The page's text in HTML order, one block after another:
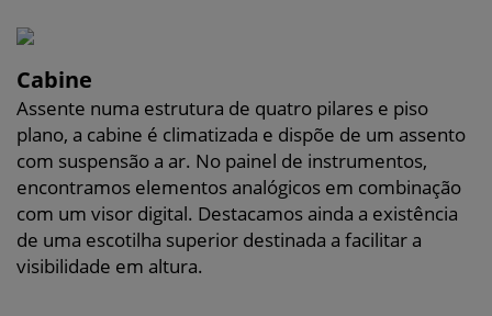
Cabine
Assente numa estrutura de quatro pilares e piso
plano, a cabine é climatizada e dispõe de um assento
com suspensão a ar. No painel de instrumentos,
encontramos elementos analógicos em combinação
com um visor digital. Destacamos ainda a existência
de uma escotilha superior destinada a facilitar a
visibilidade em altura.